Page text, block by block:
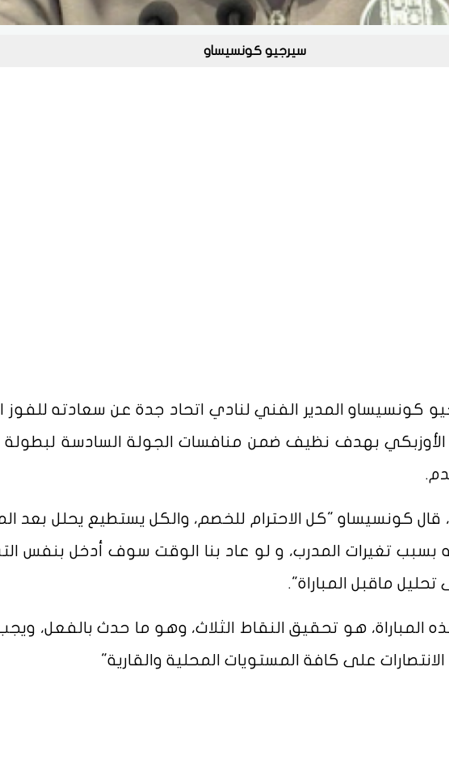
سيرجيو كونسيساو
كونسيساو المدير الفني لنادي اتحاد جدة عن سعادته
بهدف نظيف ضمن منافسات الجولة السادسة لبطولة
كونسيساو "كل الاحترام للخصم، والكل يستطيع يحلل بعد
بسبب تغيرات المدرب، و لو عاد بنا الوقت سوف أدخل بنفس
تحليل ماقبل المباراة".
هو تحقيق النقاط الثلاث، وهو ما حدث بالفعل، ويجب
الانتصارات على كافة المستويات المحلية والقارية"